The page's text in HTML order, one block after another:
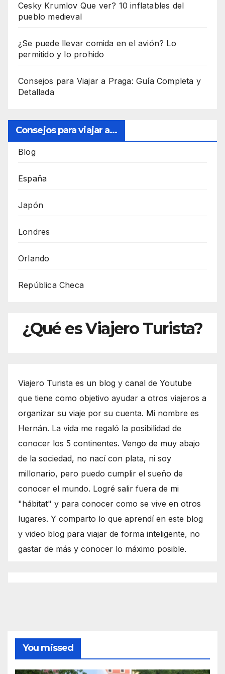
Cesky Krumlov Que ver? 10 inflatables del
pueblo medieval
¿Se puede llevar comida en el avión? Lo
permitido y lo prohido
Consejos para Viajar a Praga: Guía Completa y
Detallada
Consejos para viajar a...
Blog
España
Japón
Londres
Orlando
República Checa
¿Qué es Viajero Turista?
Viajero Turista es un blog y canal de Youtube
que tiene como objetivo ayudar a otros viajeros a
organizar su viaje por su cuenta. Mi nombre es
Hernán. La vida me regaló la posibilidad de
conocer los 5 continentes. Vengo de muy abajo
de la sociedad, no nací con plata, ni soy
millonario, pero puedo cumplir el sueño de
conocer el mundo. Logré salir fuera de mi
"hábitat" y para conocer como se vive en otros
lugares. Y comparto lo que aprendí en este blog
y video blog para viajar de forma inteligente, no
gastar de más y conocer lo máximo posible.
You missed